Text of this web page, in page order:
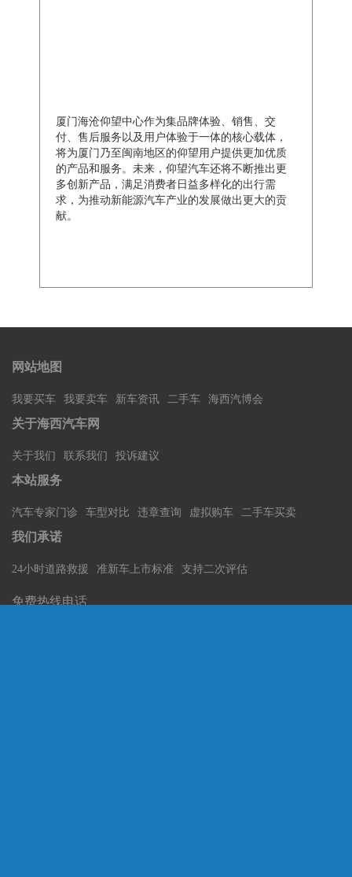
厦门海沧仰望中心作为集品牌体验、销售、交
付、售后服务以及用户体验于一体的核心载体，
将为厦门乃至闽南地区的仰望用户提供更加优质
的产品和服务。未来，仰望汽车还将不断推出更
多创新产品，满足消费者日益多样化的出行需
求，为推动新能源汽车产业的发展做出更大的贡
献。
网站地图
我要买车 我要卖车 新车资讯 二手车 海西汽博会
关于海西汽车网
关于我们 联系我们 投诉建议
本站服务
汽车专家门诊 车型对比 违章查询 虚拟购车 二手车买卖
我们承诺
24小时道路救援 准新车上市标准 支持二次评估
免费热线电话